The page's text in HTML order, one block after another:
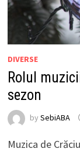
DIVERSE
Rolul
sezon
by SebiABA
Muzica de